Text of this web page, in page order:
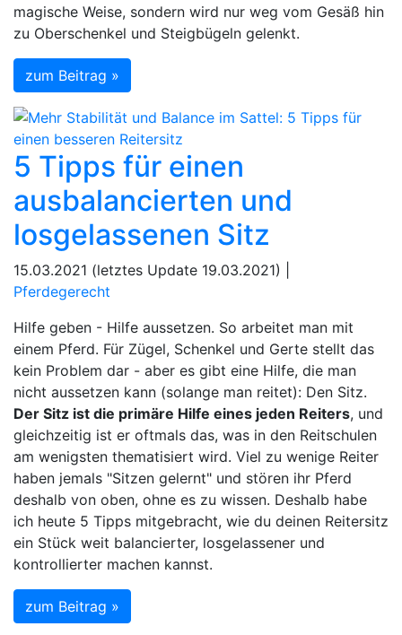
magische Weise, sondern wird nur weg vom Gesäß hin
zu Oberschenkel und Steigbügeln gelenkt.
zum Beitrag »
5 Tipps für einen
ausbalancierten und
losgelassenen Sitz
15.03.2021 (letztes Update 19.03.2021) |
Pferdegerecht
Hilfe geben - Hilfe aussetzen. So arbeitet man mit
einem Pferd. Für Zügel, Schenkel und Gerte stellt das
kein Problem dar - aber es gibt eine Hilfe, die man
nicht aussetzen kann (solange man reitet): Den Sitz.
Der Sitz ist die primäre Hilfe eines jeden Reiters, und
gleichzeitig ist er oftmals das, was in den Reitschulen
am wenigsten thematisiert wird. Viel zu wenige Reiter
haben jemals "Sitzen gelernt" und stören ihr Pferd
deshalb von oben, ohne es zu wissen. Deshalb habe
ich heute 5 Tipps mitgebracht, wie du deinen Reitersitz
ein Stück weit balancierter, losgelassener und
kontrollierter machen kannst.
zum Beitrag »